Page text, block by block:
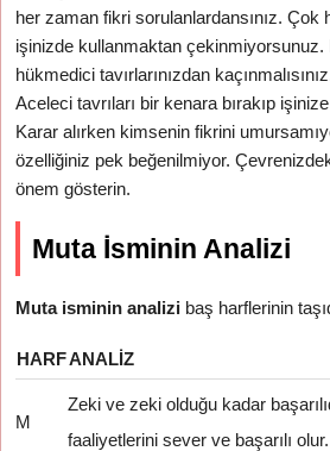
her zaman fikri sorulanlardansınız. Çok
işinizde kullanmaktan çekinmiyorsunuz.
hükmedici tavırlarınızdan
Aceleci tavrıları bir kenara bırakıp
Karar alırken kimsenin fikrini
özelliğiniz pek beğenilmiyor.
önem gösterin.
Muta İsminin Analizi
Muta isminin analizi baş harflerinin
HARFANALIZ
M
Zeki ve zeki olduğu kadar
faaliyetlerini sever ve başarılı olur.